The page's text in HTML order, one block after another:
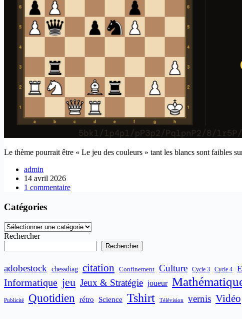
Le thème pourrait être « Le jeu des couleurs » tant les blancs sont faibles
admin
14 avril 2026
1 commentaire
Catégories
Catégories
Rechercher
Rechercher
adobestock chessdiag citation Confinement Culture Cycle 3 Cycle 4
Informatique jeu Jeux & Stratégie joueur
Publicité Quotidien rétro Science Tshirt Télévision vernis Vidéo